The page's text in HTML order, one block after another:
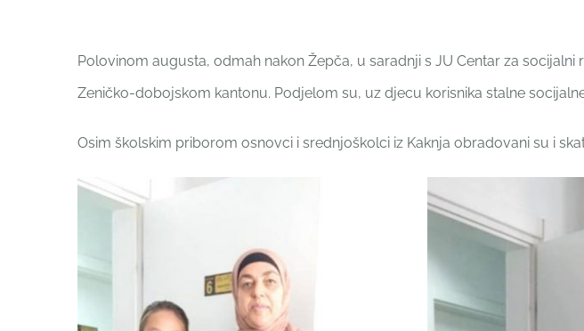
Polovinom augusta, odmah nakon Žepča, u saradnji s JU Centar za
Zeničko-dobojskom kantonu. Podjelom su, uz djecu korisnika stalne
Osim školskim priborom osnovci i srednjoškolci iz Kaknja obradovani su i